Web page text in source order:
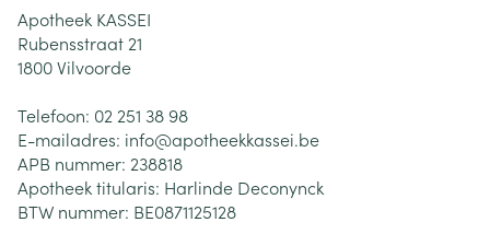
Apotheek KASSEI
Rubensstraat 21
1800Vilvoorde
Telefoon: 02 251 38 98
E-mailadres: info@apotheekkassei.be
APB nummer: 238818
Apotheek titularis: Harlinde Deconynck
BTW nummer: BE0871125128